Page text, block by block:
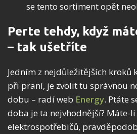
se tento sortiment opět
Perte tehdy, když
– tak ušetříte
Jedním z nejdůležitějších kroků
při praní, je zvolit tu správnou
dobu – radí web Energy. Ptáte
doba je ta nejvhodnější? Máte-
elektrospotřebičů,